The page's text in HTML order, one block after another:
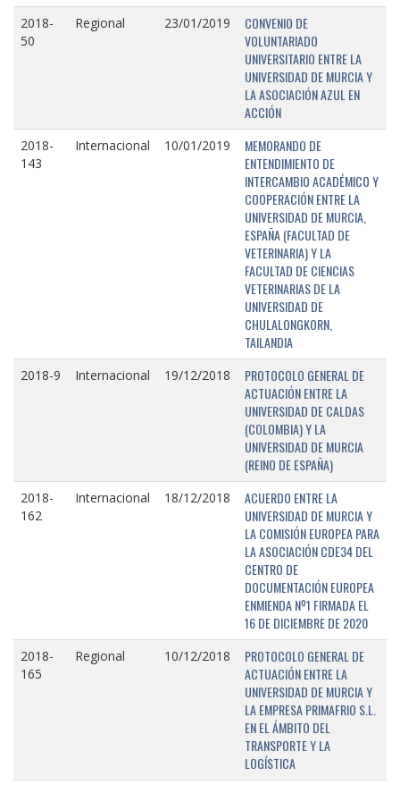
2018-
50
Regional 23/01/2019
CONVENIO DE
VOLUNTARIADO
UNIVERSITARIO ENTRE LA
UNIVERSIDAD DE MURCIA Y
LA ASOCIACIÓN AZUL EN
ACCIÓN
2018-
143
Internacional 10/01/2019
MEMORANDO DE
ENTENDIMIENTO DE
INTERCAMBIO ACADÉMICO Y
COOPERACIÓN ENTRE LA
UNIVERSIDAD DE MURCIA,
ESPAÑA (FACULTAD DE
VETERINARIA) Y LA
FACULTAD DE CIENCIAS
VETERINARIAS DE LA
UNIVERSIDAD DE
CHULALONGKORN,
TAILANDIA
2018-9 Internacional 19/12/2018
PROTOCOLO GENERAL DE
ACTUACIÓN ENTRE LA
UNIVERSIDAD DE CALDAS
(COLOMBIA) Y LA
UNIVERSIDAD DE MURCIA
(REINO DE ESPAÑA)
2018-
162
Internacional 18/12/2018
ACUERDO ENTRE LA
UNIVERSIDAD DE MURCIA Y
LA COMISIÓN EUROPEA PARA
LA ASOCIACIÓN CDE34 DEL
CENTRO DE
DOCUMENTACIÓN EUROPEA
ENMIENDA Nº1 FIRMADA EL
16 DE DICIEMBRE DE 2020
2018-
165
Regional 10/12/2018
PROTOCOLO GENERAL DE
ACTUACIÓN ENTRE LA
UNIVERSIDAD DE MURCIA Y
LA EMPRESA PRIMAFRIO S.L.
EN EL ÁMBITO DEL
TRANSPORTE Y LA
LOGÍSTICA